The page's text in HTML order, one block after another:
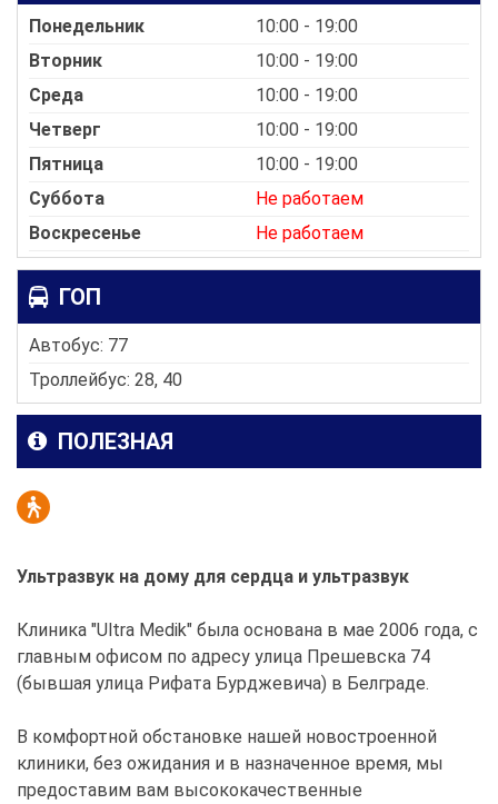
Понедельник
10:00 - 19:00
Вторник
10:00 - 19:00
Среда
10:00 - 19:00
Четверг
10:00 - 19:00
Пятница
10:00 - 19:00
Суббота
Не работаем
Воскресенье
Не работаем
ГОП
Автобус: 77
Троллейбус: 28, 40
ПОЛЕЗНАЯ
Ультразвук на дому для сердца и ультразвук
Клиника "Ultra Medik" была основана в мае 2006 года, с
главным офисом по адресу улица Прешевска 74
(бывшая улица Рифата Бурджевича) в Белграде.
В комфортной обстановке нашей новостроенной
клиники, без ожидания и в назначенное время, мы
предоставим вам высококачественные